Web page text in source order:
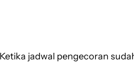
jadwal pengecoran